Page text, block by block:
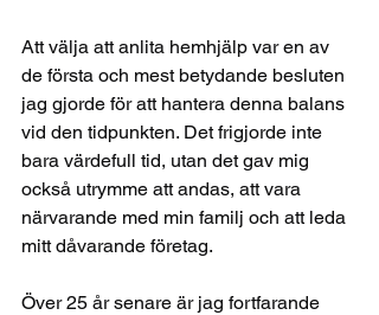
Att välja att anlita hemhjälp var en av
de första och mest betydande besluten
jag gjorde för att hantera denna balans
vid den tidpunkten. Det frigjorde inte
bara värdefull tid, utan det gav mig
också utrymme att andas, att vara
närvarande med min familj och att leda
mitt dåvarande företag.
Över 25 år senare är jag fortfarande